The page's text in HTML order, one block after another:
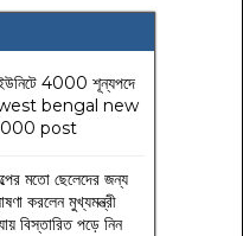
ইউনিটে 4000 শূন্যপদে
। west bengal new
post
মতো ছেলেদের জন্য
করলেন মুখ্যমন্ত্রী
বিস্তারিত পড়ে নিন